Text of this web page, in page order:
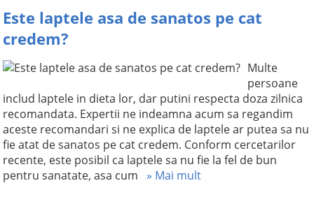
Este laptele asa de sanatos pe cat
credem?
Multe
persoane
includ laptele in dieta lor, dar putini respecta doza zilnica
recomandata. Expertii ne indeamna acum sa regandim
aceste recomandari si ne explica de laptele ar putea sa nu
fie atat de sanatos pe cat credem. Conform cercetarilor
recente, este posibil ca laptele sa nu fie la fel de bun
pentru sanatate, asa cum » Mai mult